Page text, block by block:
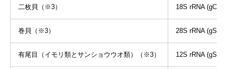
二枚貝（※3） 18S rRNA
巻貝（※3） 28S rRNA
有尾目（イモリ類とサンショウウオ類）（※3） 12S rRNA